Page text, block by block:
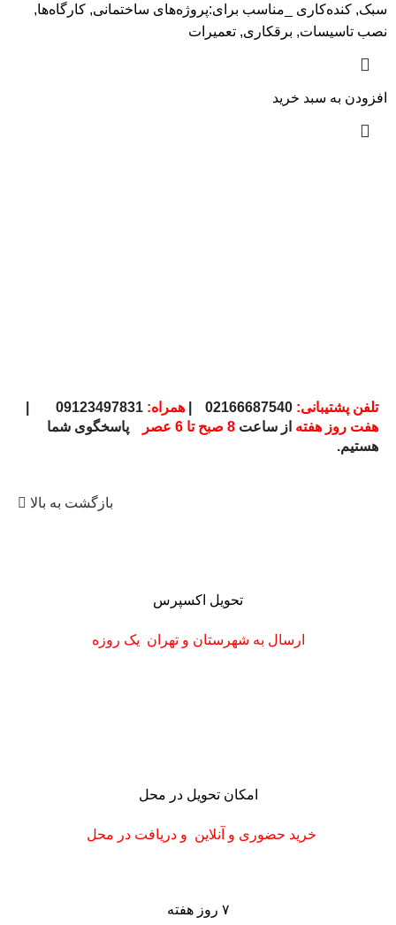
سبک, کنده‌کاری _مناسب برای:پروژه‌های ساختمانی, کارگاه‌ها,
نصب تاسیسات, برقکاری, تعمیرات
افزودن به سبد خرید
تلفن پشتیبانی: همراه:
هفت روز هفته از ساعت 8 صبح تا 6 عصر
پاسخگوی شما
هستیم.
بازگشت به بالا
تحویل اکسپرس
ارسال به شهرستان و تهران یک روزه
امکان تحویل در محل
خرید حضوری و آنلاین و دریافت در محل
۷ روز هفته